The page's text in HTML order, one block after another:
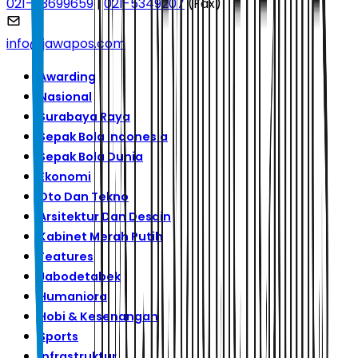
info@jawapos.com
Awarding
Nasional
Surabaya Raya
Sepak Bola Indonesia
Sepak Bola Dunia
Ekonomi
Oto Dan Tekno
Arsitektur Dan Desain
Kabinet Merah Putih
Features
Jabodetabek
Humaniora
Hobi & Kesenangan
Sports